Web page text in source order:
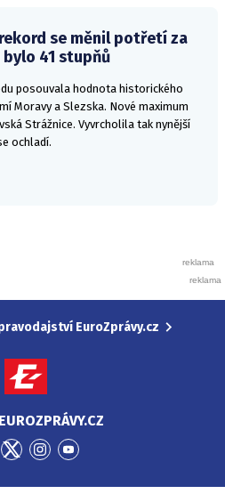
se měnil potřetí za
41 stupňů
posouvala hodnota historického
Moravy a Slezska. Nové maximum
Strážnice. Vyvrcholila tak nynější
ochladí.
EuroZprávy.cz
Přejít
Twitter
Přejít
Instagram
Přejít
YouTube